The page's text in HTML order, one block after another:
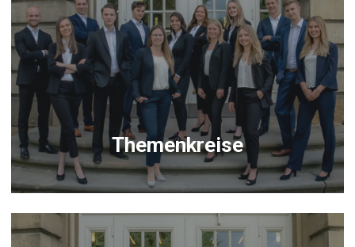
Themenkreise